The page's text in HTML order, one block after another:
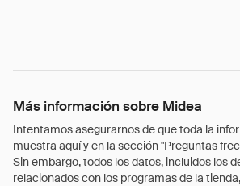
Más información sobre Midea
Intentamos asegurarnos de que toda la
muestra aquí y en la sección "Preguntas
Sin embargo, todos los datos, incluidos los
relacionados con los programas de la